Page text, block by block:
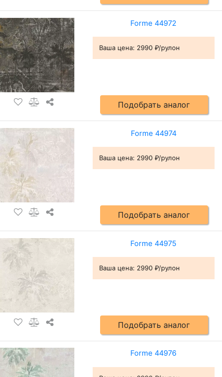
Forme 44972
Ваша цена: 2990 ₽/рулон
Подобрать аналог
Forme 44974
Ваша цена: 2990 ₽/рулон
Подобрать аналог
Forme 44975
Ваша цена: 2990 ₽/рулон
Подобрать аналог
Forme 44976